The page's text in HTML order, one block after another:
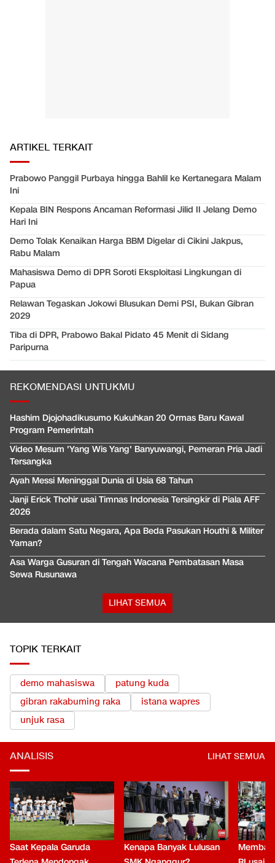
ARTIKEL TERKAIT
Prabowo Panggil Purbaya hingga Bahlil ke Kertanegara Malam
Ini
Kepala BIN Respons Ancaman Reformasi Jilid II Jelang Demo
Hari Ini
Demo Tolak Kenaikan Harga BBM Digelar di Cikini Jakpus,
Rabu Malam
Mahasiswa Demo di DPR Soroti Eksploitasi Lingkungan di
Papua
Relawan Tegaskan Jokowi Blusukan Demi PSI, Bukan Gibran
2029
Tiba di DPR, Prabowo Bakal Pidato 45 Menit di Sidang
Paripurna
REKOMENDASI UNTUKMU
Hashim Djojohadikusumo Kukuhkan 20 Ormas Baru Kawal
Program Pemerintah
Video Mesum 'Yang Wis Yang' Banyuwangi, Pemeran Pria Jadi
Tersangka
Ayah Messi Meninggal Dunia di Usia 68 Tahun
Janji Erick Thohir usai Timnas Indonesia Tersingkir di Piala AFF
2026
Berada dalam Satu Negara, Apa Beda Pasukan Houthi & Militer
Yaman?
Asa Warga Gusuran di Tengah Wacana Pembatasan Masa
Sewa Rusunawa
LIHAT SEMUA
TOPIK TERKAIT
demo mahasiswa
patung kuda
gibran rakabuming raka
istana wapres
unjuk rasa
ANALISIS LIHAT SEMUA
Saat Kepala Garuda
Kenapa Banyak Lulusan